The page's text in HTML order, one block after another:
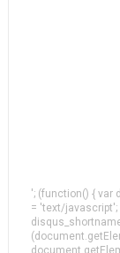
'; (function() { var
= 'text/